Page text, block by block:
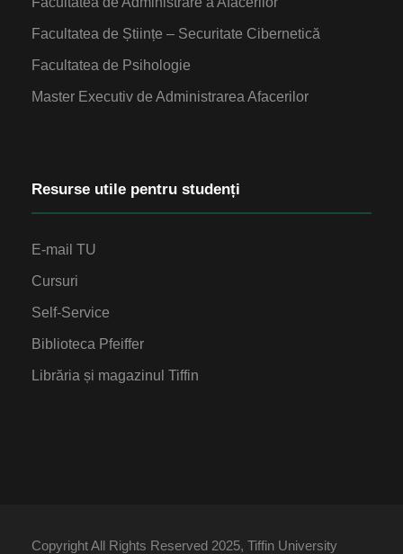
Facultatea de Științe – Securitate Cibernetică
Facultatea de Psihologie
Master Executiv de Administrarea Afacerilor
Resurse utile pentru studenți
E-mail TU
Cursuri
Self-Service
Biblioteca Pfeiffer
Librăria și magazinul Tiffin
Copyright All Rights Reserved 2025, Tiffin University